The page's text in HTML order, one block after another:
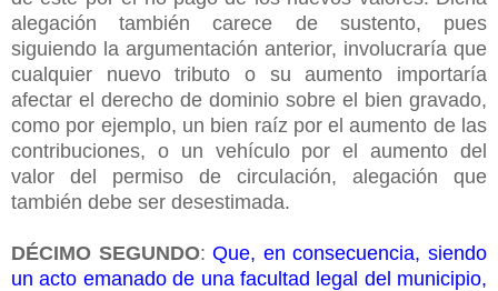
alegación también carece de sustento, pues
siguiendo la argumentación anterior, involucraría que
cualquier nuevo tributo o su aumento importaría
afectar el derecho de dominio sobre el bien gravado,
como por ejemplo, un bien raíz por el aumento de las
contribuciones, o un vehículo por el aumento del
valor del permiso de circulación, alegación que
también debe ser desestimada.
DÉCIMO SEGUNDO:Que, en consecuencia, siendo
un acto emanado de una facultad legal del municipio,